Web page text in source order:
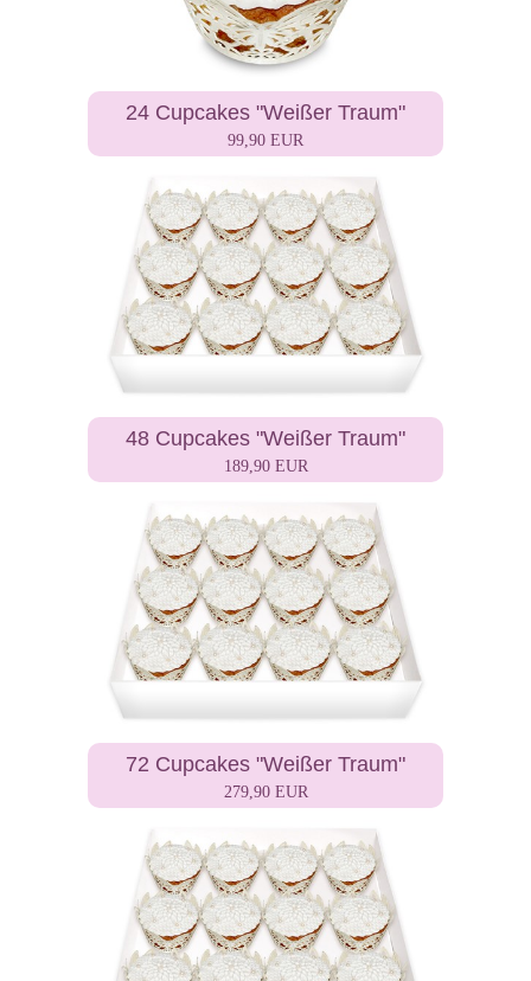
24 Cupcakes "Weißer Traum"
99,90 EUR
48 Cupcakes "Weißer Traum"
189,90 EUR
72 Cupcakes "Weißer Traum"
279,90 EUR